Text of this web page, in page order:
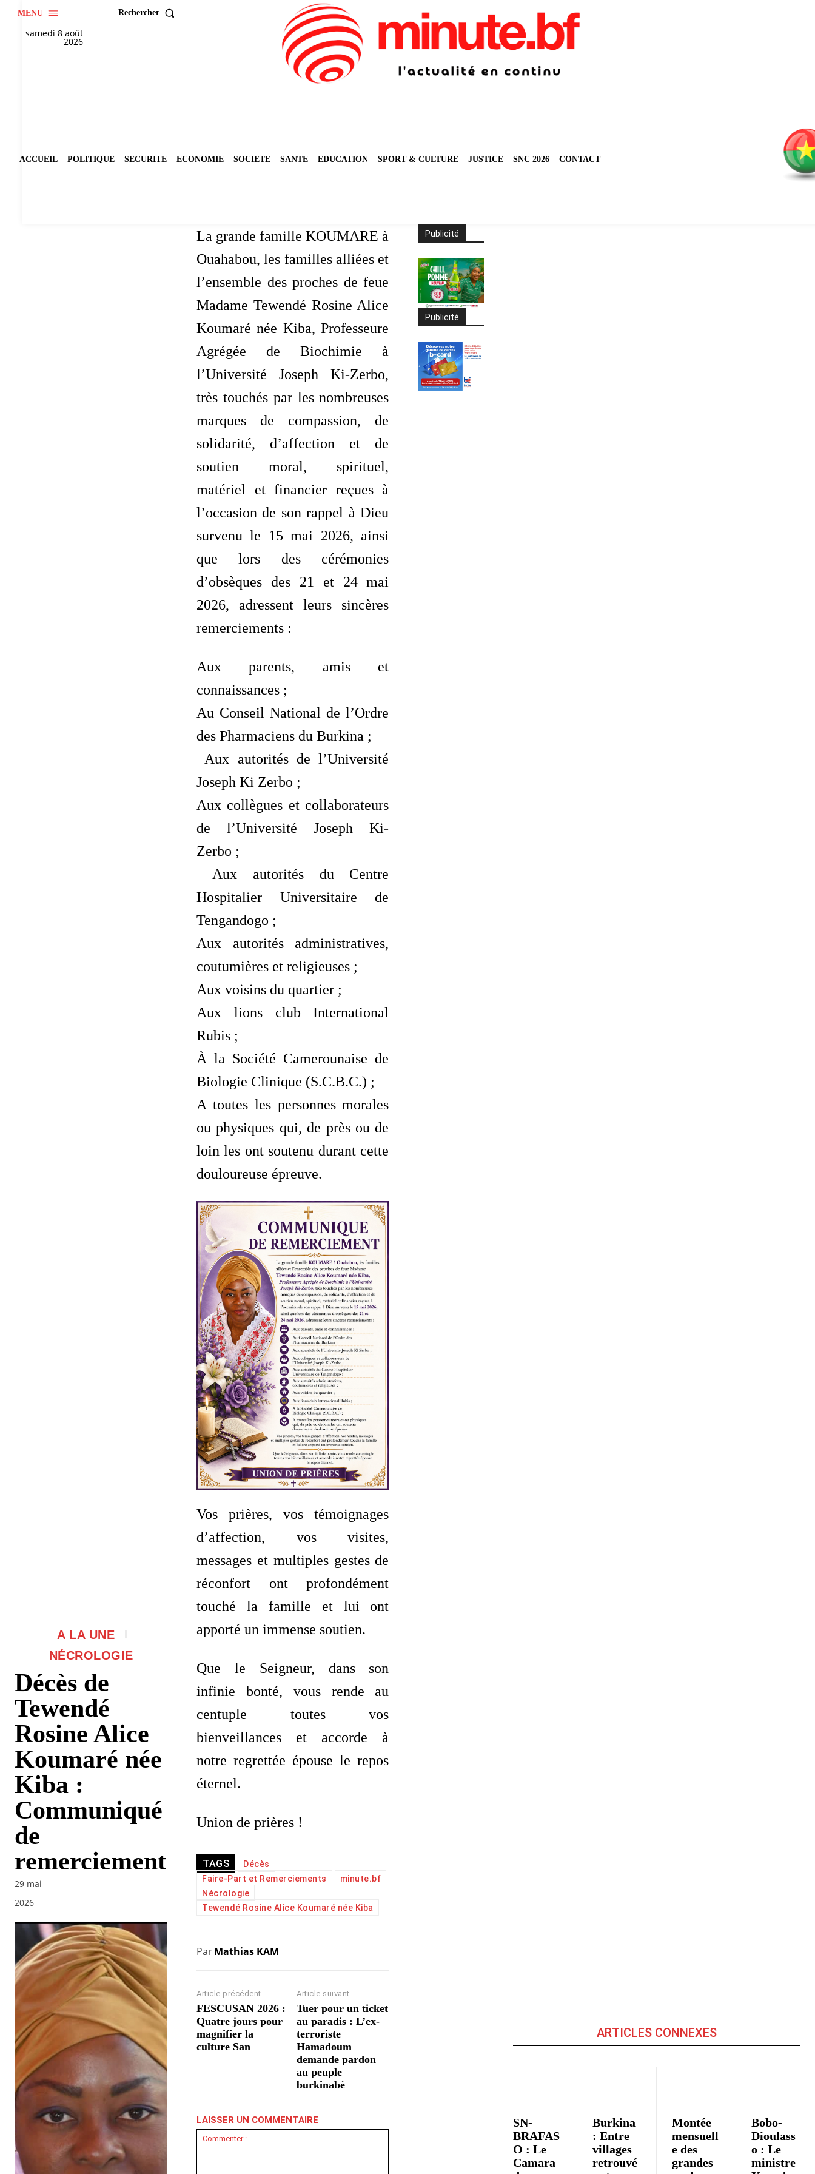
MENU Rechercher
samedi 8 août
2026
ACCUEIL POLITIQUE SECURITE ECONOMIE SOCIETE SANTE EDUCATION SPORT & CULTURE JUSTICE SNC 2026 CONTACT
A LA UNE
NÉCROLOGIE
Décès de
Tewendé
Rosine Alice
Koumaré née
Kiba :
Communiqué
de
remerciement
29 mai
2026
La grande famille KOUMARE à
Ouahabou, les familles alliées et
l’ensemble des proches de feue
Madame Tewendé Rosine Alice
Koumaré née Kiba, Professeure
Agrégée de Biochimie à
l’Université Joseph Ki-Zerbo,
très touchés par les nombreuses
marques de compassion, de
solidarité, d’affection et de
soutien moral, spirituel,
matériel et financier reçues à
l’occasion de son rappel à Dieu
survenu le 15 mai 2026, ainsi
que lors des cérémonies
d’obsèques des 21 et 24 mai
2026, adressent leurs sincères
remerciements :
Aux parents, amis et
connaissances ;
Au Conseil National de l’Ordre
des Pharmaciens du Burkina ;
Aux autorités de l’Université
Joseph Ki Zerbo ;
Aux collègues et collaborateurs
de l’Université Joseph Ki-
Zerbo ;
Aux autorités du Centre
Hospitalier Universitaire de
Tengandogo ;
Aux autorités administratives,
coutumières et religieuses ;
Aux voisins du quartier ;
Aux lions club International
Rubis ;
À la Société Camerounaise de
Biologie Clinique (S.C.B.C.) ;
A toutes les personnes morales
ou physiques qui, de près ou de
loin les ont soutenu durant cette
douloureuse épreuve.
Vos prières, vos témoignages
d’affection, vos visites,
messages et multiples gestes de
réconfort ont profondément
touché la famille et lui ont
apporté un immense soutien.
Que le Seigneur, dans son
infinie bonté, vous rende au
centuple toutes vos
bienveillances et accorde à
notre regrettée épouse le repos
éternel.
Union de prières !
TAGS
Décès
Faire-Part et Remerciements
minute.bf
Nécrologie
Tewendé Rosine Alice Koumaré née Kiba
ParMathias KAM
Article précédent
FESCUSAN 2026 :
Quatre jours pour
magnifier la
culture San
Article suivant
Tuer pour un ticket
au paradis : L’ex-
terroriste
Hamadoum
demande pardon
au peuple
burkinabè
LAISSER UN COMMENTAIRE
Publicité
Publicité
ARTICLES CONNEXES
SN-
BRAFAS
O : Le
Camara
Burkina
: Entre
villages
retrouvé
Montée
mensuell
e des
grandes
Bobo-
Dioulass
o : Le
ministre